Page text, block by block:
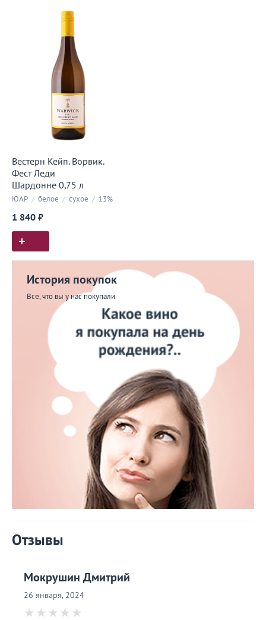
Вестерн Кейп. Ворвик.
Фест Леди
Шардонне 0,75 л
ЮАР / белое / сухое / 13%
1 840 ₽
История покупок
Все, что вы у нас покупали
Отзывы
Мокрушин Дмитрий
26 января, 2024